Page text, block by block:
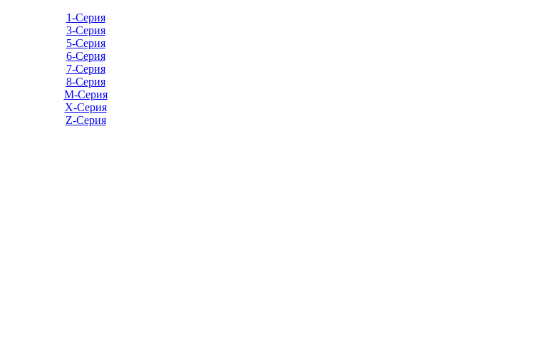
1-Серия
3-Серия
5-Серия
6-Серия
7-Серия
8-Серия
M-Серия
X-Серия
Z-Серия